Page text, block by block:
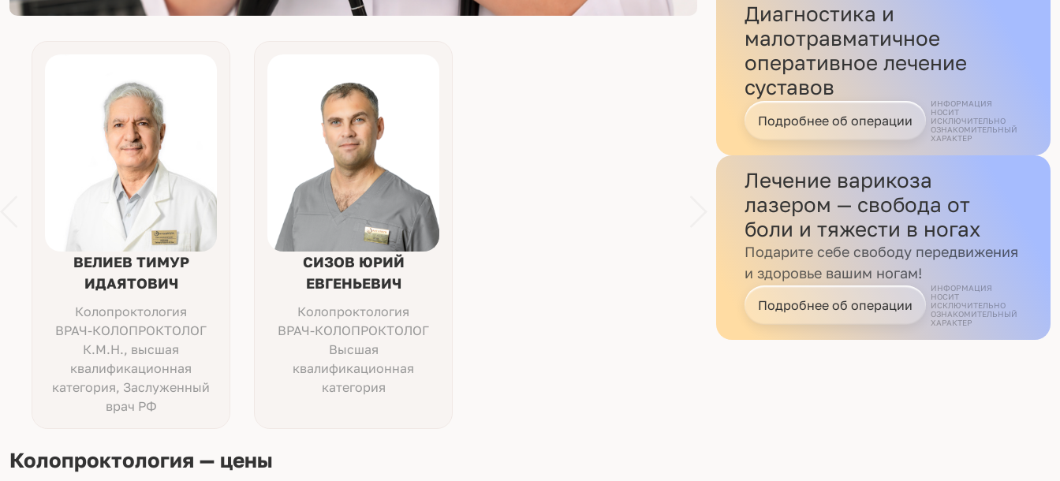
ВЕЛИЕВ ТИМУР
ИДАЯТОВИЧ
Колопроктология
ВРАЧ-КОЛОПРОКТОЛОГ
К.М.Н., высшая
квалификационная
категория, Заслуженный
врач РФ
СИЗОВ ЮРИЙ
ЕВГЕНЬЕВИЧ
Колопроктология
ВРАЧ-КОЛОПРОКТОЛОГ
Высшая
квалификационная
категория
Колопроктология — цены
Диагностика и
малотравматичное
оперативное лечение
суставов
Подробнее об операции
ИНФОРМАЦИЯ
НОСИТ
ИСКЛЮЧИТЕЛЬНО
ОЗНАКОМИТЕЛЬНЫЙ
ХАРАКТЕР
Лечение варикоза
лазером — свобода от
боли и тяжести в ногах
Подарите себе свободу передвижения
и здоровье вашим ногам!
Подробнее об операции
ИНФОРМАЦИЯ
НОСИТ
ИСКЛЮЧИТЕЛЬНО
ОЗНАКОМИТЕЛЬНЫЙ
ХАРАКТЕР